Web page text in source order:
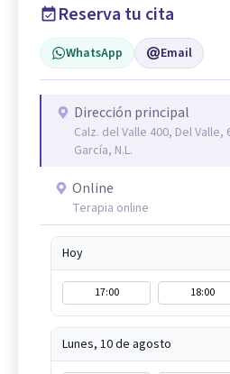
Reserva tu cita
WhatsApp Email
Dirección principal
Calz. del Valle 400, Del
García, N.L.
Online
Terapia online
Hoy
17:00 18:00
Lunes, 10 de agosto